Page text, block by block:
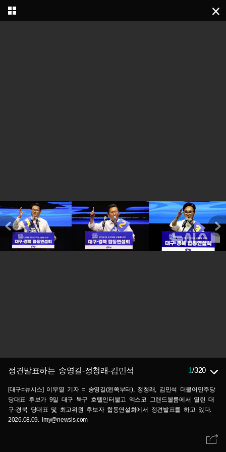
정견발표하는 송영길-정청래-김민석 1/320
[대구=뉴시스] 이무열 기자 = 송영길(왼쪽부터), 정청래, 김민석 더불어민주당
당대표 후보가 9일 대구 북구 호텔인터불고 엑스코 그랜드볼룸에서 열린 대
구·경북 당대표 및 최고위원 후보자 합동연설회에서 정견발표를 하고 있다.
2026.08.09. lmy@newsis.com